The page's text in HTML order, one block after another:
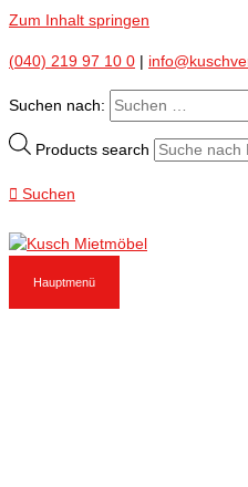
Zum Inhalt springen
(040) 219 97 10 0
Suchen nach:
Products search
Suchen
Hauptmenü